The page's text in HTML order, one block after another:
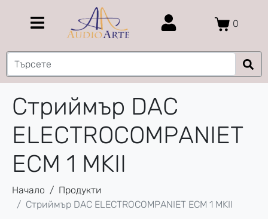
0
Стриймър DAC
ELECTROCOMPANIET
ECM 1 MKII
Начало
Продукти
Стриймър DAC ELECTROCOMPANIET ECM 1 MKII